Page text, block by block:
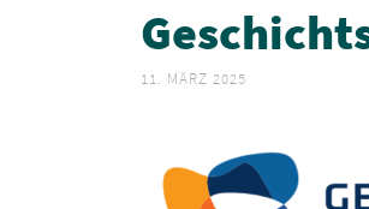
11. MÄRZ 2025